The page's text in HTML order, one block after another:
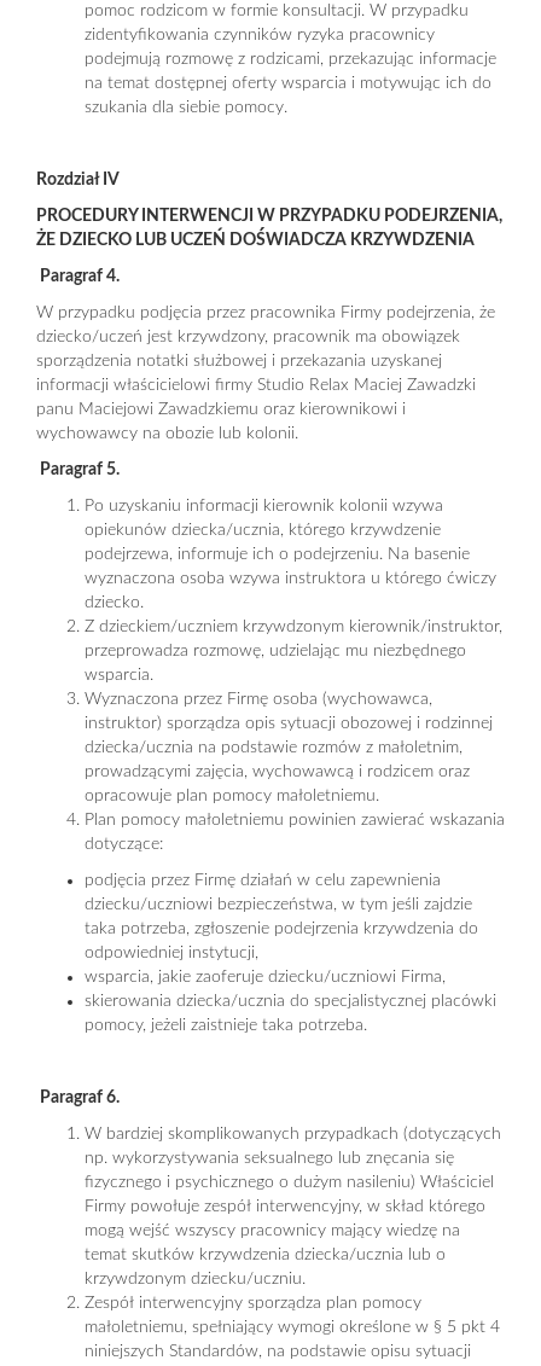
pomoc rodzicom w formie konsultacji. W przypadku
zidentyfikowania czynników ryzyka pracownicy
podejmują rozmowę z rodzicami, przekazując informacje
na temat dostępnej oferty wsparcia i motywując ich do
szukania dla siebie pomocy.
Rozdział IV
PROCEDURY INTERWENCJI W PRZYPADKU PODEJRZENIA,
ŻE DZIECKO LUB UCZEŃ DOŚWIADCZA KRZYWDZENIA
Paragraf 4.
W przypadku podjęcia przez pracownika Firmy podejrzenia, że
dziecko/uczeń jest krzywdzony, pracownik ma obowiązek
sporządzenia notatki służbowej i przekazania uzyskanej
informacji właścicielowi firmy Studio Relax Maciej Zawadzki
panu Maciejowi Zawadzkiemu oraz kierownikowi i
wychowawcy na obozie lub kolonii.
Paragraf 5.
Po uzyskaniu informacji kierownik kolonii wzywa
opiekunów dziecka/ucznia, którego krzywdzenie
podejrzewa, informuje ich o podejrzeniu. Na basenie
wyznaczona osoba wzywa instruktora u którego ćwiczy
dziecko.
Z dzieckiem/uczniem krzywdzonym kierownik/instruktor,
przeprowadza rozmowę, udzielając mu niezbędnego
wsparcia.
Wyznaczona przez Firmę osoba (wychowawca,
instruktor) sporządza opis sytuacji obozowej i rodzinnej
dziecka/ucznia na podstawie rozmów z małoletnim,
prowadzącymi zajęcia, wychowawcą i rodzicem oraz
opracowuje plan pomocy małoletniemu.
Plan pomocy małoletniemu powinien zawierać wskazania
dotyczące:
podjęcia przez Firmę działań w celu zapewnienia
dziecku/uczniowi bezpieczeństwa, w tym jeśli zajdzie
taka potrzeba, zgłoszenie podejrzenia krzywdzenia do
odpowiedniej instytucji,
wsparcia, jakie zaoferuje dziecku/uczniowi Firma,
skierowania dziecka/ucznia do specjalistycznej placówki
pomocy, jeżeli zaistnieje taka potrzeba.
Paragraf 6.
W bardziej skomplikowanych przypadkach (dotyczących
np. wykorzystywania seksualnego lub znęcania się
fizycznego i psychicznego o dużym nasileniu) Właściciel
Firmy powołuje zespół interwencyjny, w skład którego
mogą wejść wszyscy pracownicy mający wiedzę na
temat skutków krzywdzenia dziecka/ucznia lub o
krzywdzonym dziecku/uczniu.
Zespół interwencyjny sporządza plan pomocy
małoletniemu, spełniający wymogi określone w § 5 pkt 4
niniejszych Standardów, na podstawie opisu sytuacji